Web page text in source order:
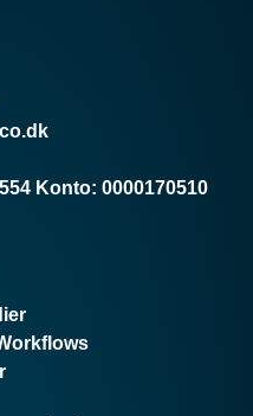
Konto: 0000170510